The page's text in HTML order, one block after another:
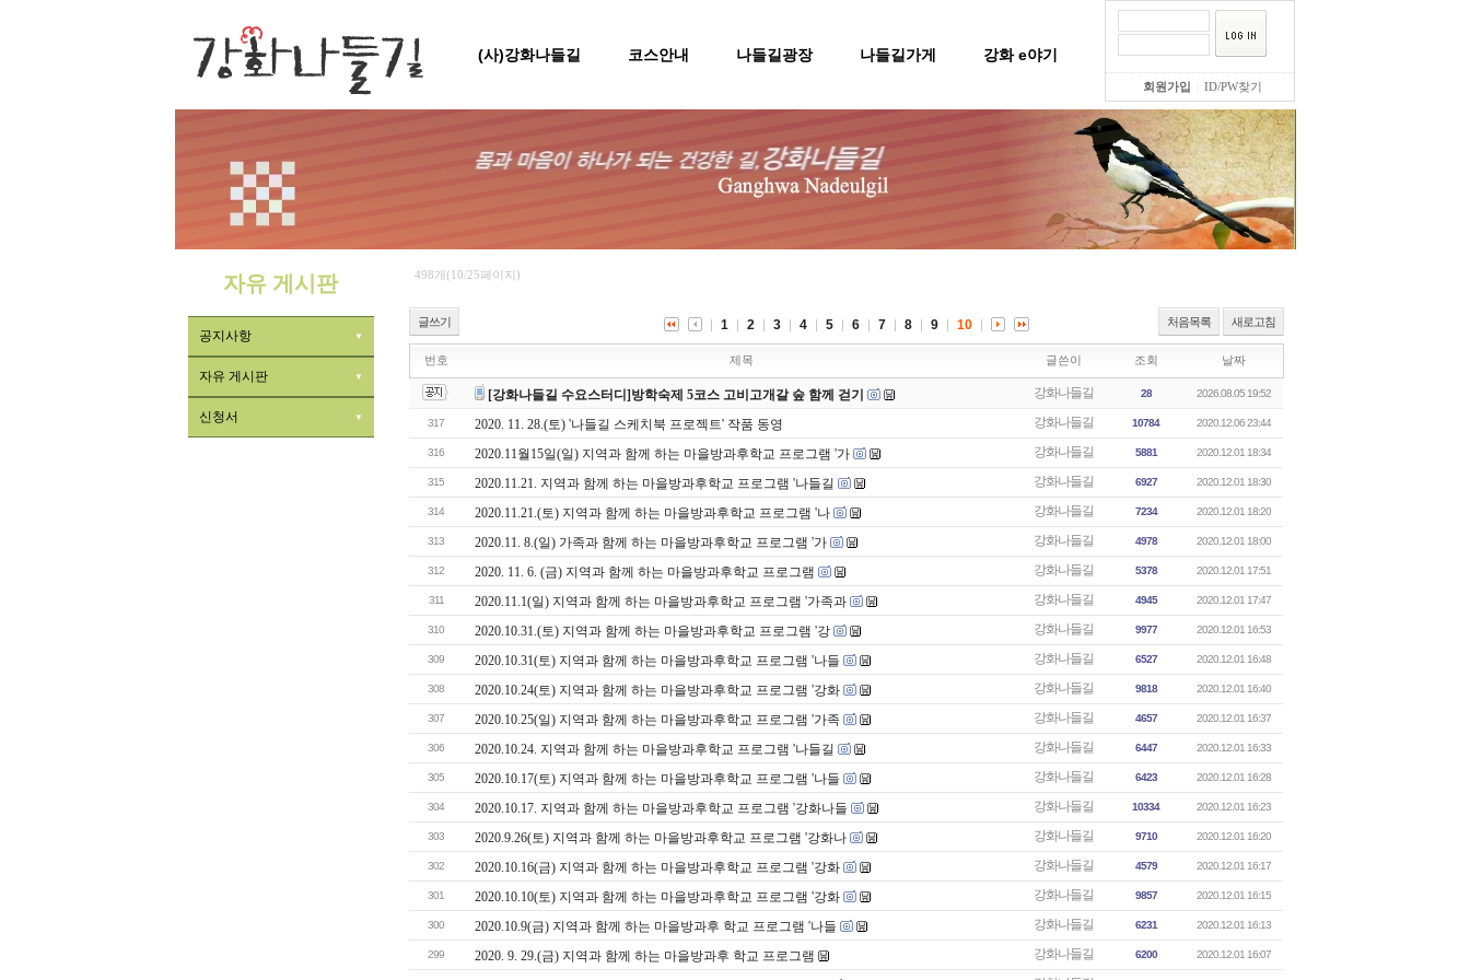
(사)강화나들길 코스안내 나들길광장 나들길가게 강화 e야기
회원가입 ID/PW찾기
자유 게시판
공지사항
자유 게시판
신청서
498개(10/25페이지)
글쓰기 처음목록 새로고침
1 2 3 4 5 6 7 8 9 10
번호 제목 글쓴이 조회 날짜
[강화나들길 수요스터디]방학숙제 5코스 고비고개갈 숲 함께 걷기 강화나들길 28 2026.08.05 19:52
317 2020. 11. 28.(토) '나들길 스케치북 프로젝트' 작품 동영 강화나들길 10784 2020.12.06 23:44
316 2020.11월15일(일) 지역과 함께 하는 마을방과후학교 프로그램 '가 강화나들길 5881 2020.12.01 18:34
315 2020.11.21. 지역과 함께 하는 마을방과후학교 프로그램 '나들길 강화나들길 6927 2020.12.01 18:30
314 2020.11.21.(토) 지역과 함께 하는 마을방과후학교 프로그램 '나 강화나들길 7234 2020.12.01 18:20
313 2020.11. 8.(일) 가족과 함께 하는 마을방과후학교 프로그램 '가 강화나들길 4978 2020.12.01 18:00
312 2020. 11. 6. (금) 지역과 함께 하는 마을방과후학교 프로그램 강화나들길 5378 2020.12.01 17:51
311 2020.11.1(일) 지역과 함께 하는 마을방과후학교 프로그램 '가족과 강화나들길 4945 2020.12.01 17:47
310 2020.10.31.(토) 지역과 함께 하는 마을방과후학교 프로그램 '강 강화나들길 9977 2020.12.01 16:53
309 2020.10.31(토) 지역과 함께 하는 마을방과후학교 프로그램 '나들 강화나들길 6527 2020.12.01 16:48
308 2020.10.24(토) 지역과 함께 하는 마을방과후학교 프로그램 '강화 강화나들길 9818 2020.12.01 16:40
307 2020.10.25(일) 지역과 함께 하는 마을방과후학교 프로그램 '가족 강화나들길 4657 2020.12.01 16:37
306 2020.10.24. 지역과 함께 하는 마을방과후학교 프로그램 '나들길 강화나들길 6447 2020.12.01 16:33
305 2020.10.17(토) 지역과 함께 하는 마을방과후학교 프로그램 '나들 강화나들길 6423 2020.12.01 16:28
304 2020.10.17. 지역과 함께 하는 마을방과후학교 프로그램 '강화나들 강화나들길 10334 2020.12.01 16:23
303 2020.9.26(토) 지역과 함께 하는 마을방과후학교 프로그램 '강화나 강화나들길 9710 2020.12.01 16:20
302 2020.10.16(금) 지역과 함께 하는 마을방과후학교 프로그램 '강화 강화나들길 4579 2020.12.01 16:17
301 2020.10.10(토) 지역과 함께 하는 마을방과후학교 프로그램 '강화 강화나들길 9857 2020.12.01 16:15
300 2020.10.9(금) 지역과 함께 하는 마을방과후 학교 프로그램 '나들 강화나들길 6231 2020.12.01 16:13
299 2020. 9. 29.(금) 지역과 함께 하는 마을방과후 학교 프로그램 강화나들길 6200 2020.12.01 16:07